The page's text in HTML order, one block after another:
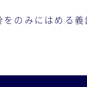
のみにはめる義